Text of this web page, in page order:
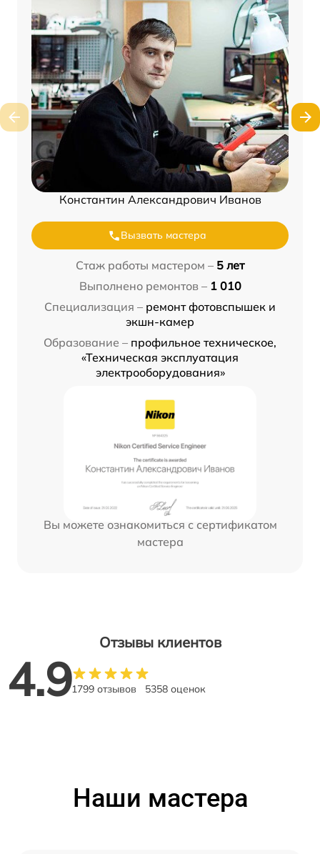
Константин Александрович Иванов
Вызвать мастера
Стаж работы мастером – 5 лет
Выполнено ремонтов – 1 010
Специализация – ремонт фотовспышек и
экшн-камер
Образование – профильное техническое,
«Техническая эксплуатация
электрооборудования»
Вы можете ознакомиться с сертификатом
мастера
Отзывы клиентов
4.91799 отзывов 5358 оценок
Наши мастера